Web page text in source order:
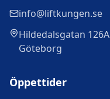
info@liftkungen.se
Hildedalsgatan 126A
Göteborg
Öppettider